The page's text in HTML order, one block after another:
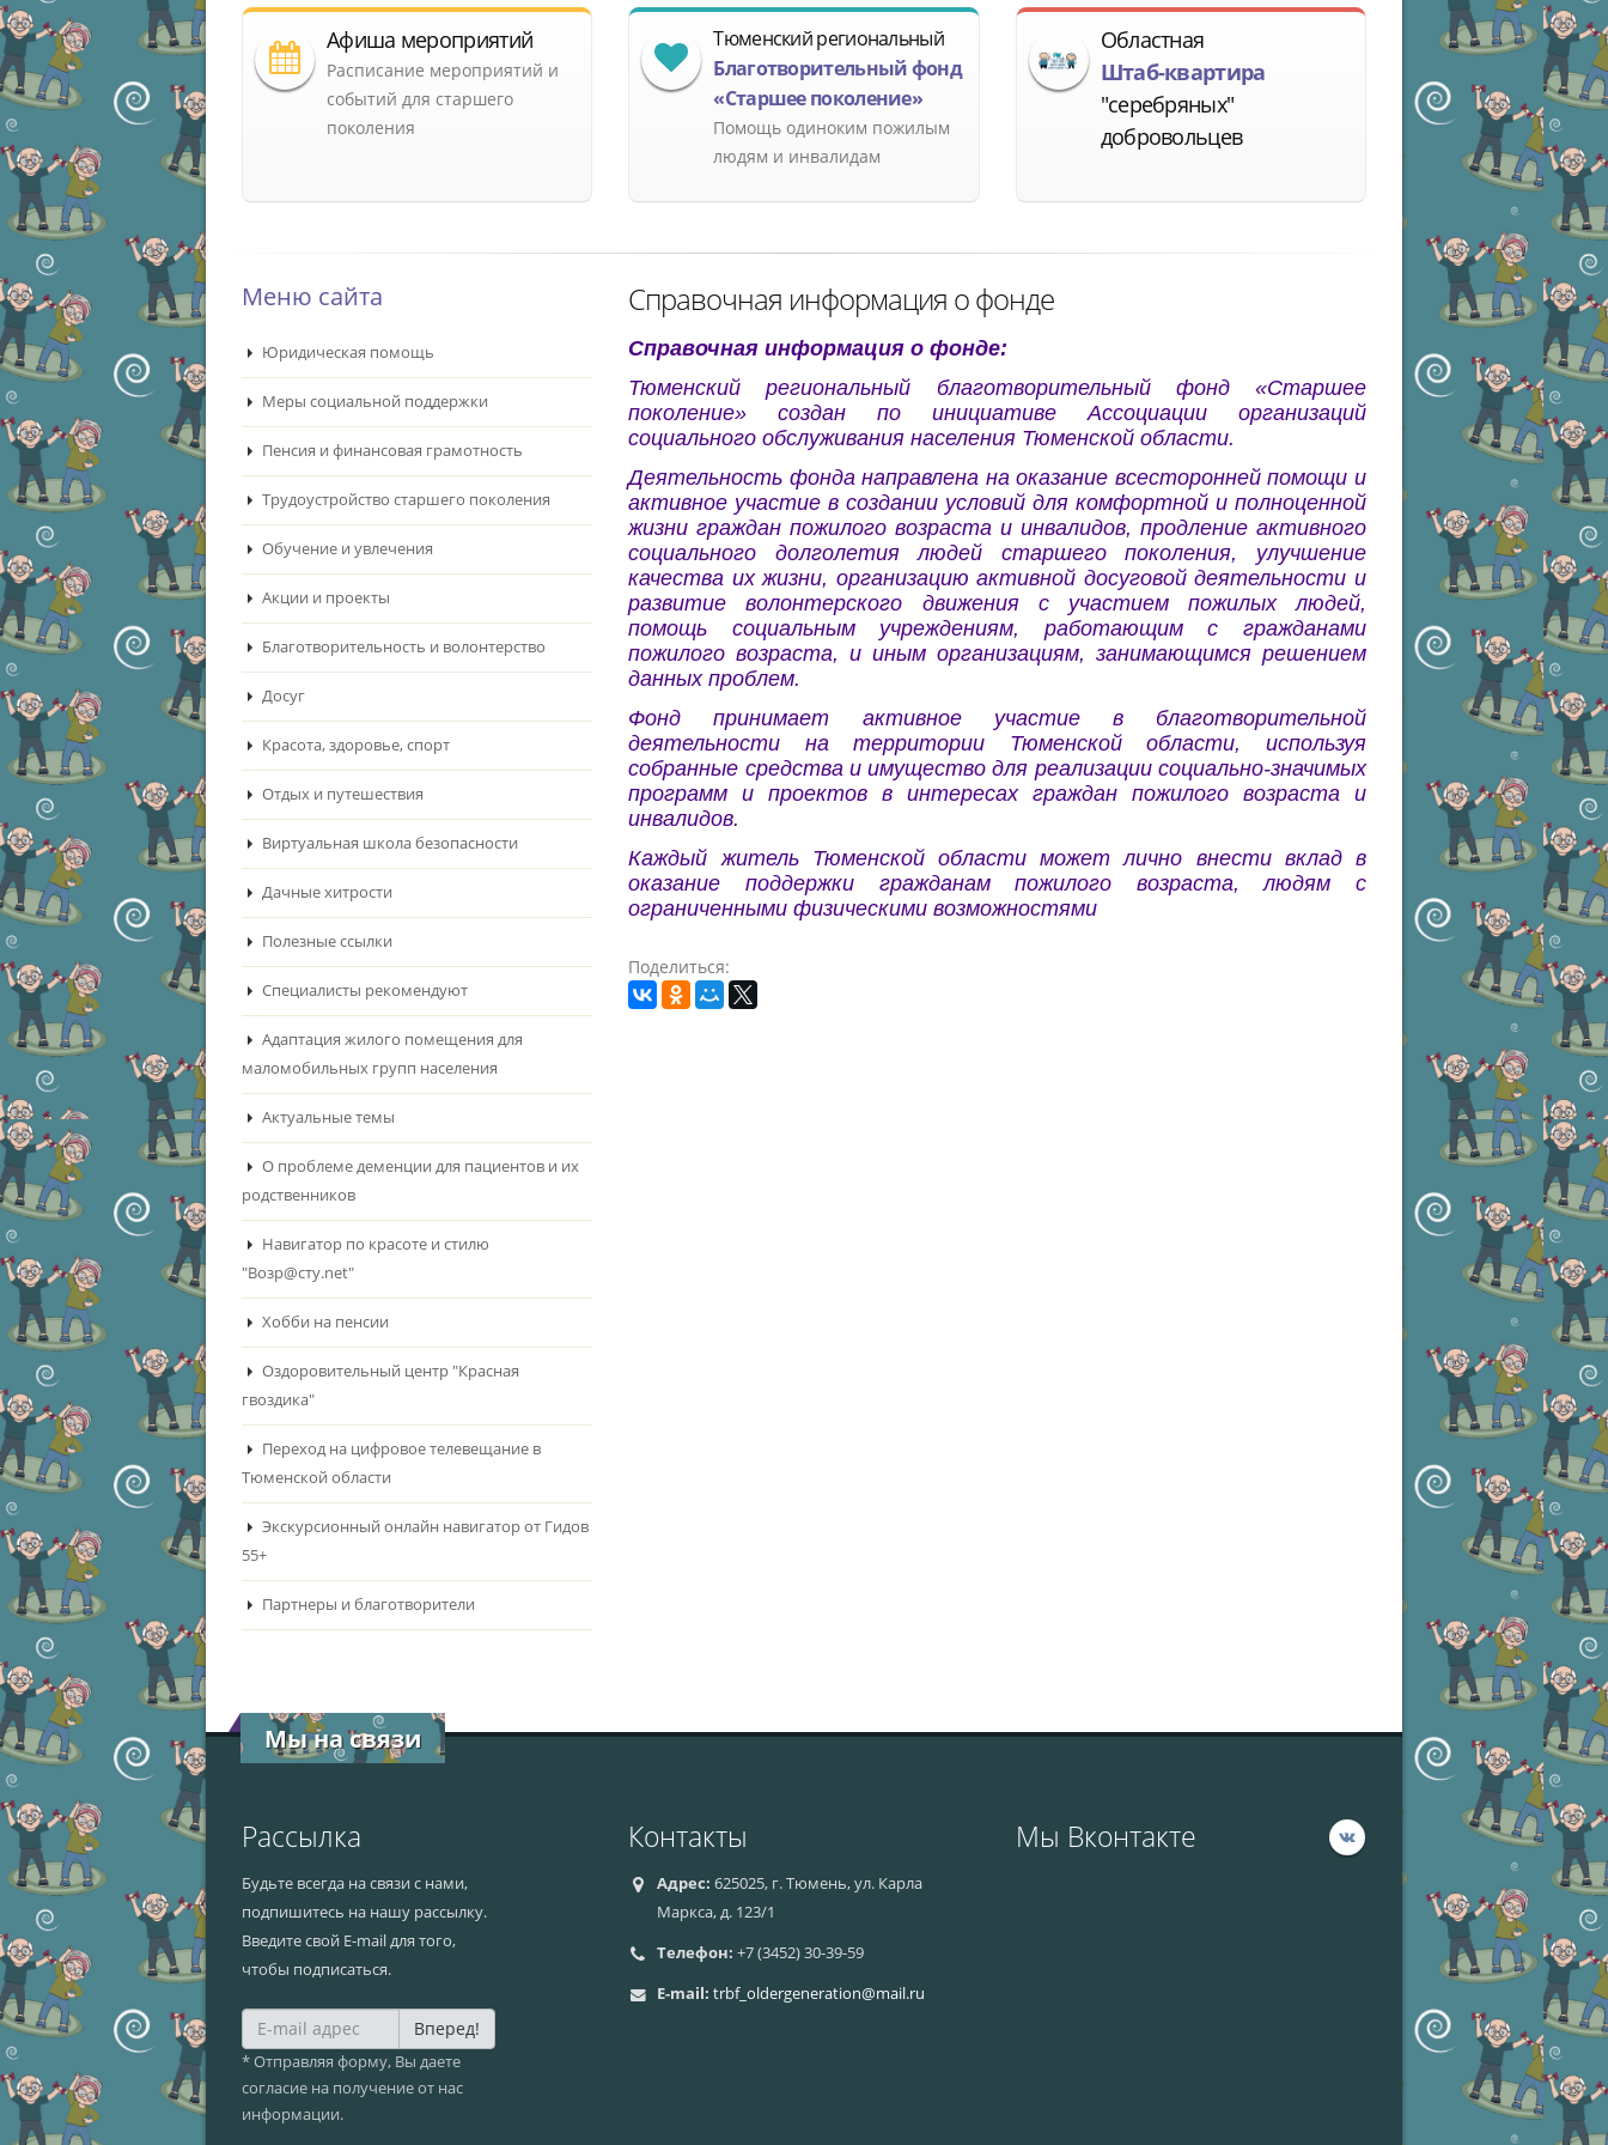
Афиша мероприятий
Расписание мероприятий и
событий для старшего
поколения
Тюменский региональный
Благотворительный фонд
«Старшее поколение»
Помощь одиноким пожилым
людям и инвалидам
Областная
Штаб-квартира
"серебряных"
добровольцев
Меню сайта
Юридическая помощь
Меры социальной поддержки
Пенсия и финансовая грамотность
Трудоустройство старшего поколения
Обучение и увлечения
Акции и проекты
Благотворительность и волонтерство
Досуг
Красота, здоровье, спорт
Отдых и путешествия
Виртуальная школа безопасности
Дачные хитрости
Полезные ссылки
Специалисты рекомендуют
Адаптация жилого помещения для
маломобильных групп населения
Актуальные темы
О проблеме деменции для пациентов и их
родственников
Навигатор по красоте и стилю
"Возр@сту.net"
Хобби на пенсии
Оздоровительный центр "Красная
гвоздика"
Переход на цифровое телевещание в
Тюменской области
Экскурсионный онлайн навигатор от Гидов
55+
Партнеры и благотворители
Справочная информация о фонде
Справочная информация о фонде:
Тюменский региональный благотворительный фонд «Старшее
поколение» создан по инициативе Ассоциации организаций
социального обслуживания населения Тюменской области.
Деятельность фонда направлена на оказание всесторонней помощи и
активное участие в создании условий для комфортной и полноценной
жизни граждан пожилого возраста и инвалидов, продление активного
социального долголетия людей старшего поколения, улучшение
качества их жизни, организацию активной досуговой деятельности и
развитие волонтерского движения с участием пожилых людей,
помощь социальным учреждениям, работающим с гражданами
пожилого возраста, и иным организациям, занимающимся решением
данных проблем.
Фонд принимает активное участие в благотворительной
деятельности на территории Тюменской области, используя
собранные средства и имущество для реализации социально-значимых
программ и проектов в интересах граждан пожилого возраста и
инвалидов.
Каждый житель Тюменской области может лично внести вклад в
оказание поддержки гражданам пожилого возраста, людям с
ограниченными физическими возможностями
Поделиться:
Мы на связи
Рассылка
Будьте всегда на связи с нами,
подпишитесь на нашу рассылку.
Введите свой E-mail для того,
чтобы подписаться.
Вперед!
* Отправляя форму, Вы даете
согласие на получение от нас
информации.
Контакты
Адрес: 625025, г. Тюмень, ул. Карла
Маркса, д. 123/1
Телефон: +7 (3452) 30-39-59
E-mail: trbf_oldergeneration@mail.ru
Мы Вконтакте